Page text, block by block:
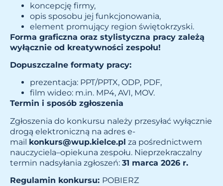
koncepcję firmy,
opis sposobu jej funkcjonowania,
element promujący region świętokrzyski.
Forma graficzna oraz stylistyczna pracy zależą
wyłącznie od kreatywności zespołu!
Dopuszczalne formaty pracy:
prezentacja: PPT/PPTX, ODP, PDF,
film wideo: m.in. MP4, AVI, MOV.
Termin i sposób zgłoszenia
Zgłoszenia do konkursu należy przesyłać wyłącznie
drogą elektroniczną na adres e-
mail konkurs@wup.kielce.pl za pośrednictwem
nauczyciela–opiekuna zespołu. Nieprzekraczalny
termin nadsyłania zgłoszeń: 31 marca 2026 r.
Regulamin konkursu: POBIERZ